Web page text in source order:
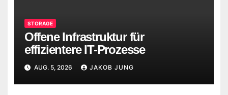
STORAGE
Offene Infrastruktur für
effizientere IT-Prozesse
AUG. 5, 2026 JAKOB JUNG